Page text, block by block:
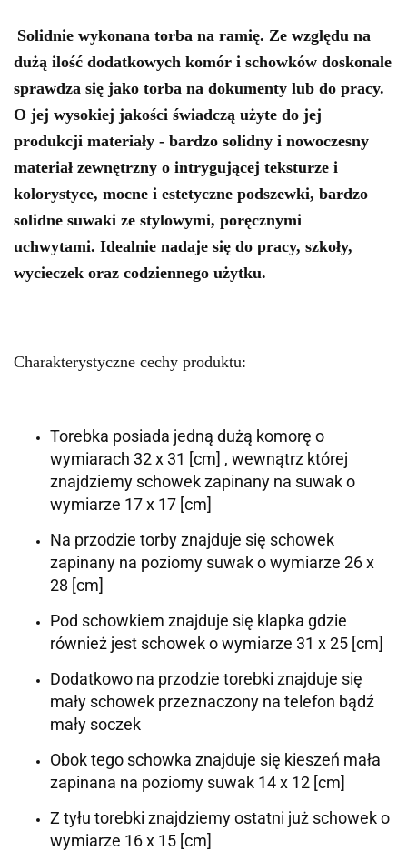
Solidnie wykonana torba na ramię. Ze względu na
dużą ilość dodatkowych komór i schowków doskonale
sprawdza się jako torba na dokumenty lub do pracy.
O jej wysokiej jakości świadczą użyte do jej
produkcji materiały - bardzo solidny i nowoczesny
materiał zewnętrzny o intrygującej teksturze i
kolorystyce, mocne i estetyczne podszewki, bardzo
solidne suwaki ze stylowymi, poręcznymi
uchwytami. Idealnie nadaje się do pracy, szkoły,
wycieczek oraz codziennego użytku.
Charakterystyczne cechy produktu:
Torebka posiada jedną dużą komorę o
wymiarach 32 x 31 [cm] , wewnątrz której
znajdziemy schowek zapinany na suwak o
wymiarze 17 x 17 [cm]
Na przodzie torby znajduje się schowek
zapinany na poziomy suwak o wymiarze 26 x
28 [cm]
Pod schowkiem znajduje się klapka gdzie
również jest schowek o wymiarze 31 x 25 [cm]
Dodatkowo na przodzie torebki znajduje się
mały schowek przeznaczony na telefon bądź
mały soczek
Obok tego schowka znajduje się kieszeń mała
zapinana na poziomy suwak 14 x 12 [cm]
Z tyłu torebki znajdziemy ostatni już schowek o
wymiarze 16 x 15 [cm]